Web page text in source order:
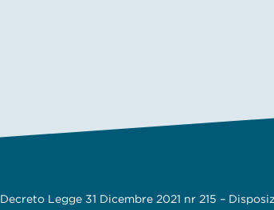
Decreto Legge 31 Dicembre 2021 nr 215 –